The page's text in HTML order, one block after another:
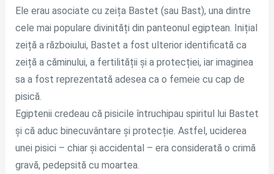
Ele erau asociate cu zeița Bastet (sau Bast), una dintre
cele mai populare divinități din panteonul egiptean. Inițial
zeiță a războiului, Bastet a fost ulterior identificată ca
zeiță a căminului, a fertilității și a protecției, iar imaginea
sa a fost reprezentată adesea ca o femeie cu cap de
pisică.
Egiptenii credeau că pisicile întruchipau spiritul lui Bastet
și că aduc binecuvântare și protecție. Astfel, uciderea
unei pisici – chiar și accidental – era considerată o crimă
gravă, pedepsită cu moartea.